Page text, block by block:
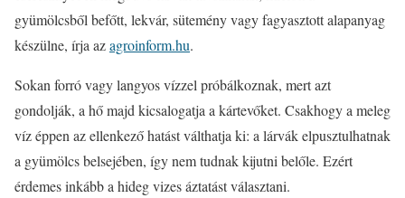
gyümölcsből befőtt, lekvár, sütemény vagy fagyasztott alapanyag
készülne, írja azagroinform.hu.
Sokan forró vagy langyos vízzel próbálkoznak, mert azt
gondolják, a hő majd kicsalogatja a kártevőket. Csakhogy a meleg
víz éppen az ellenkező hatást válthatja ki: a lárvák elpusztulhatnak
a gyümölcs belsejében, így nem tudnak kijutni belőle. Ezért
érdemes inkább a hideg vizes áztatást választani.